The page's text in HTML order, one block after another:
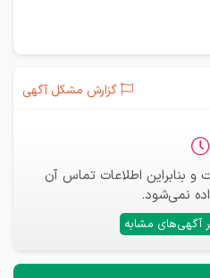
گزارش مشکل آگهی
بنابراین اطلاعات تماس آن
نمی‌شود.
آگهی‌های مشابه